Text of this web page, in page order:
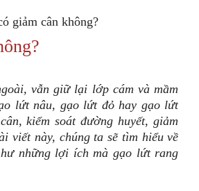
giảm cân không?
vẫn giữ lại lớp cám và mầm
lứt nâu, gạo lứt đỏ hay gạo lứt
kiểm soát đường huyết, giảm
viết này, chúng ta sẽ tìm hiểu về
những lợi ích mà gạo lứt rang